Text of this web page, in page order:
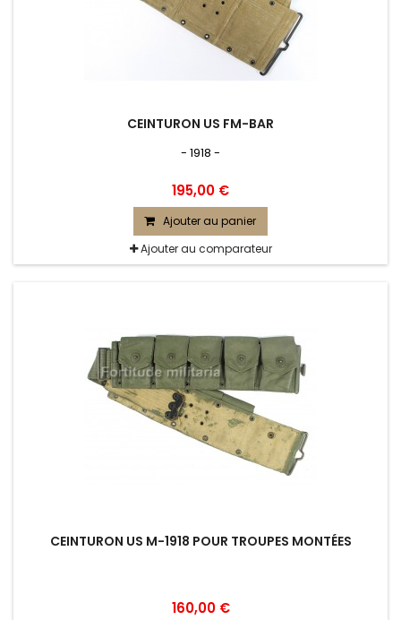
CEINTURON US FM-BAR
- 1918 -
195,00 €
Ajouter au panier
Ajouter au comparateur
CEINTURON US M-1918 POUR TROUPES MONTÉES
160,00 €